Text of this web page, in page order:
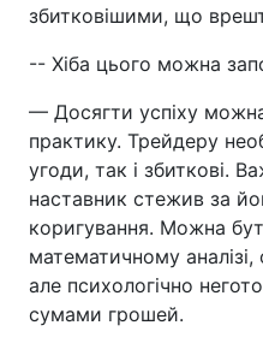
збитковішими, що
-- Хіба цього можна
— Досягти успіху
практику. Трейдеру
угоди, так і збиткові.
наставник стежив за
коригування. Можна
математичному аналізі,
але психологічно
сумами грошей.